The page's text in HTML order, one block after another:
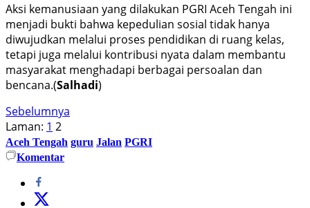
Aksi kemanusiaan yang dilakukan PGRI Aceh Tengah ini
menjadi bukti bahwa kepedulian sosial tidak hanya
diwujudkan melalui proses pendidikan di ruang kelas,
tetapi juga melalui kontribusi nyata dalam membantu
masyarakat menghadapi berbagai persoalan dan
bencana.(Salhadi)
Sebelumnya
Laman: 1 2
Aceh Tengah guru Jalan PGRI
Komentar